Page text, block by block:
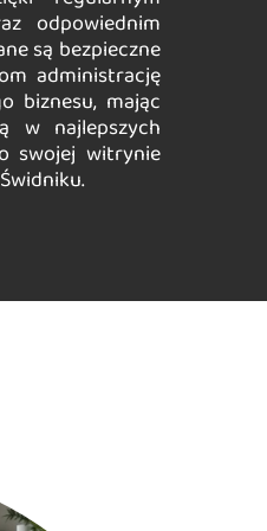
odpowiednim
są bezpieczne
administrację
biznesu, mając
w najlepszych
swojej witrynie